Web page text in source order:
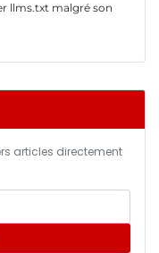
llms.txt malgré son
articles directement